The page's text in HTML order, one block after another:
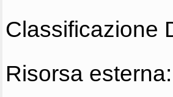
Classificazione
Risorsa esterna: